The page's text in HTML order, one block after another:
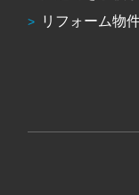
リフォーム物